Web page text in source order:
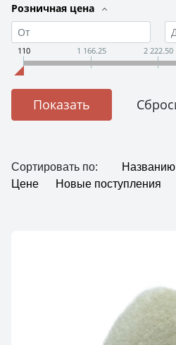
Розничная цена
110 1 166.25 2 222.50
Сортировать по:
Названию
Цене
Новые поступления